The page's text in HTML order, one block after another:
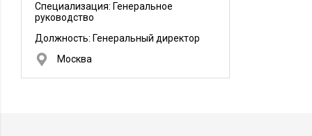
Специализация: Генеральное
руководство
Должность: Генеральный директор
Москва